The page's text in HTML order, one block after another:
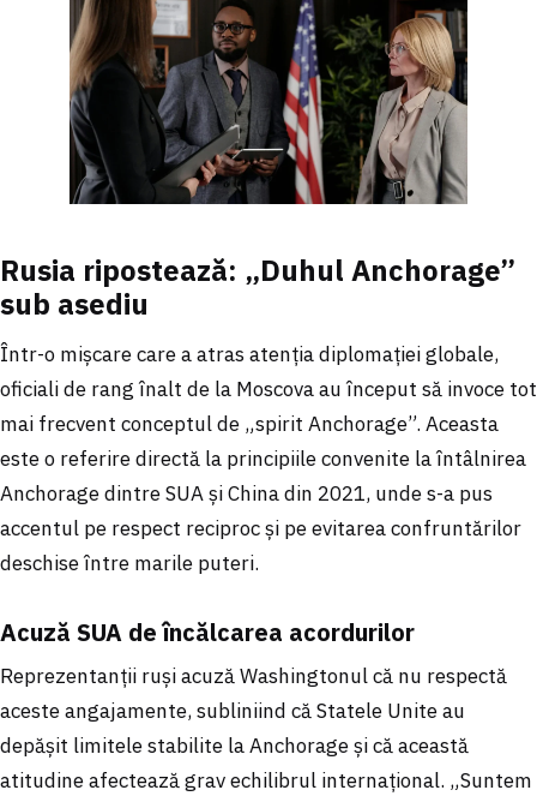
Rusia ripostează: „Duhul Anchorage”
sub asediu
Într-o mișcare care a atras atenția diplomației globale,
oficiali de rang înalt de la Moscova au început să invoce tot
mai frecvent conceptul de „spirit Anchorage”. Aceasta
este o referire directă la principiile convenite la întâlnirea
Anchorage dintre SUA și China din 2021, unde s-a pus
accentul pe respect reciproc și pe evitarea confruntărilor
deschise între marile puteri.
Acuză SUA de încălcarea acordurilor
Reprezentanții ruși acuză Washingtonul că nu respectă
aceste angajamente, subliniind că Statele Unite au
depășit limitele stabilite la Anchorage și că această
atitudine afectează grav echilibrul internațional. „Suntem